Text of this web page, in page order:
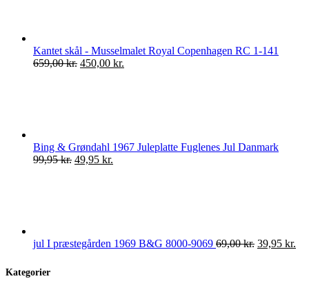
Kantet skål - Musselmalet Royal Copenhagen RC 1-141
659,00kr. Den
450,00 kr.
Bing & Grøndahl 1967 Juleplatte Fuglenes Jul Danmark
99,95kr. Den
49,95 kr.
jul I præstegården 1969 B&G 8000-9069 69,00kr. Den
39,95 kr.
Kategorier